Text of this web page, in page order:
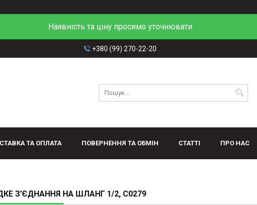
Наявність та ціну просимо уточнювати
+380 (99) 270-22-20
ТА ОПЛАТА ПОВЕРНЕННЯ ТА ОБМІН СТАТТІ ПРО НАС
З'ЄДНАННЯ НА ШЛАНГ 1/2, C0279